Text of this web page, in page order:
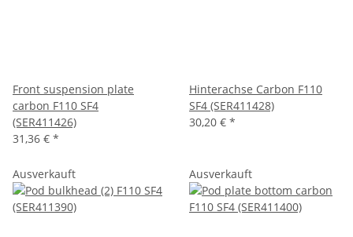
Front suspension plate
carbon F110 SF4
(SER411426)
31,36 € *
Hinterachse Carbon F110
SF4 (SER411428)
30,20 € *
Ausverkauft Ausverkauft